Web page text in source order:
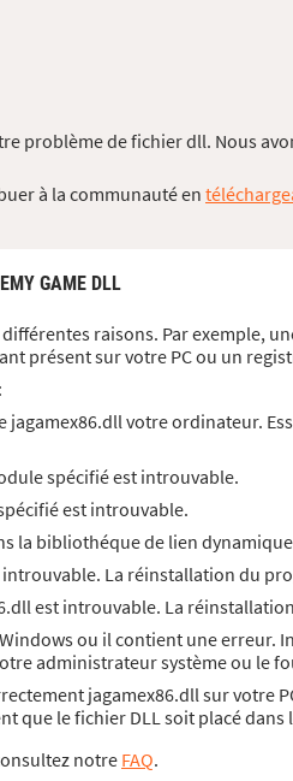
problème de fichier dll. Nous
à la communauté en
GAME DLL
raisons. Par exemple,
présent sur votre PC ou un
votre ordinateur.
spécifié est introuvable.
est introuvable.
la bibliothéque de lien
La réinstallation du
est introuvable. La
ou il contient une erreur.
administrateur système ou le
jagamex86.dll sur votre
que le fichier DLL soit placé
notre FAQ.